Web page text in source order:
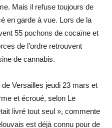
Mais il refuse toujours de
en garde à vue. Lors de la
55 pochons de cocaïne et
de l’ordre retrouvent
de cannabis.
Versailles jeudi 23 mars et
et écroué, selon Le
livré tout seul », commente
est déjà connu pour de